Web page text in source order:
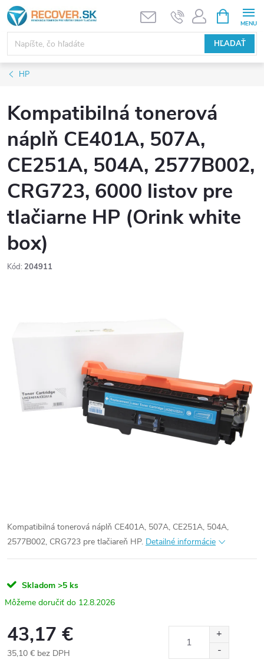
Prejsť
na
obsah
HĽADAŤ
KOŠÍK
HP
Kompatibilná tonerová
náplň CE401A, 507A,
CE251A, 504A, 2577B002,
CRG723, 6000 listov pre
tlačiarne HP (Orink white
box)
Kód: 204911
Kompatibilná tonerová náplň CE401A, 507A, CE251A, 504A,
2577B002, CRG723 pre tlačiareň HP. Detailné informácie
Skladom >5 ks
12.8.2026
43,17 €
35,10 € bez DPH